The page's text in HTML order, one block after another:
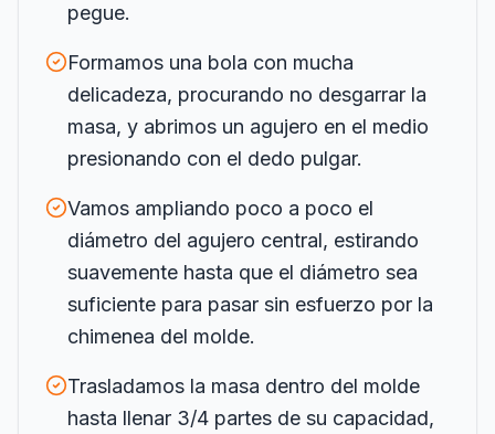
pegue.
Formamos una bola con mucha
delicadeza, procurando no desgarrar la
masa, y abrimos un agujero en el medio
presionando con el dedo pulgar.
Vamos ampliando poco a poco el
diámetro del agujero central, estirando
suavemente hasta que el diámetro sea
suficiente para pasar sin esfuerzo por la
chimenea del molde.
Trasladamos la masa dentro del molde
hasta llenar 3/4 partes de su capacidad,